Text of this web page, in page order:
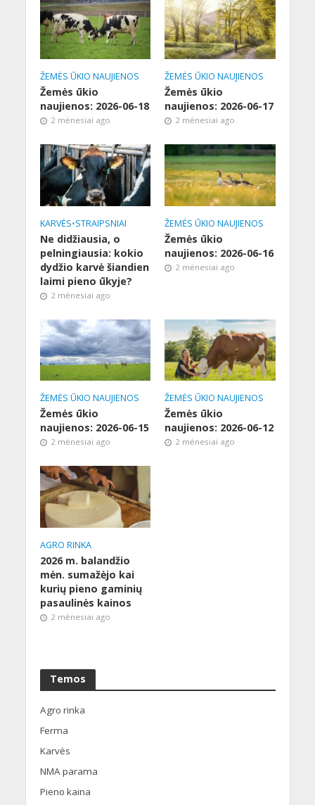
ŽEMĖS ŪKIO NAUJIENOS
Žemės ūkio
naujienos: 2026-06-18
2 mėnesiai ago
ŽEMĖS ŪKIO NAUJIENOS
Žemės ūkio
naujienos: 2026-06-17
2 mėnesiai ago
KARVĖS•STRAIPSNIAI
Ne didžiausia, o
pelningiausia: kokio
dydžio karvė šiandien
laimi pieno ūkyje?
2 mėnesiai ago
ŽEMĖS ŪKIO NAUJIENOS
Žemės ūkio
naujienos: 2026-06-16
2 mėnesiai ago
ŽEMĖS ŪKIO NAUJIENOS
Žemės ūkio
naujienos: 2026-06-15
2 mėnesiai ago
ŽEMĖS ŪKIO NAUJIENOS
Žemės ūkio
naujienos: 2026-06-12
2 mėnesiai ago
AGRO RINKA
2026 m. balandžio
mėn. sumažėjo kai
kurių pieno gaminių
pasaulinės kainos
2 mėnesiai ago
Temos
Agro rinka
Ferma
Karvės
NMA parama
Pieno kaina